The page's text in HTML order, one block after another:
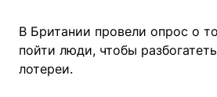
В Британии провели опрос о
пойти люди, чтобы
лотереи.